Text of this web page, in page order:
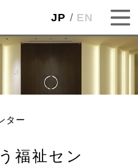
JP EN
ター
福祉セン